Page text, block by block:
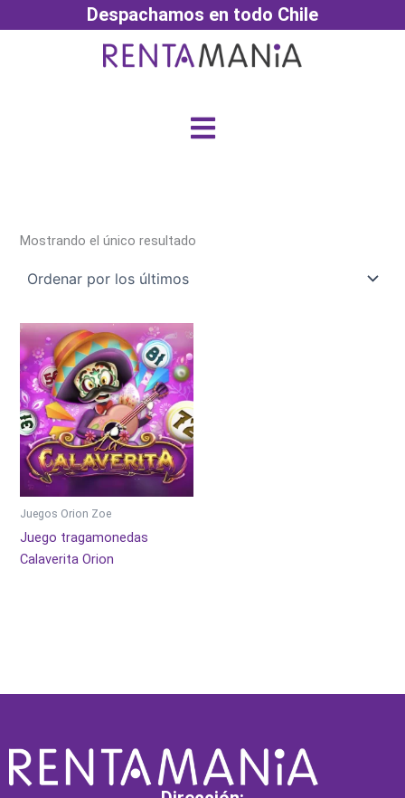
al
Despachamos en todo Chile
Menú
Mostrando el único resultado
Juegos Orion Zoe
Juego tragamonedas
Calaverita Orion